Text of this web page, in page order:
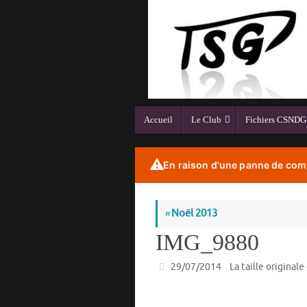
Accueil Le Club Fichiers CSNDG
⚠️En raison d'une panne de
«Noël 2013
IMG_9880
29/07/2014 La taille